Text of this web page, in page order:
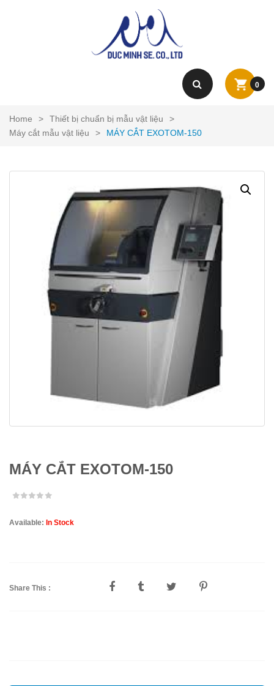
0
Home > Thiết bị chuẩn bị mẫu vật liệu
>
Máy cắt mẫu vật liệu
> MÁY CẮT EXOTOM-150
MÁY CẮT EXOTOM-150
Available: In Stock
Share This :